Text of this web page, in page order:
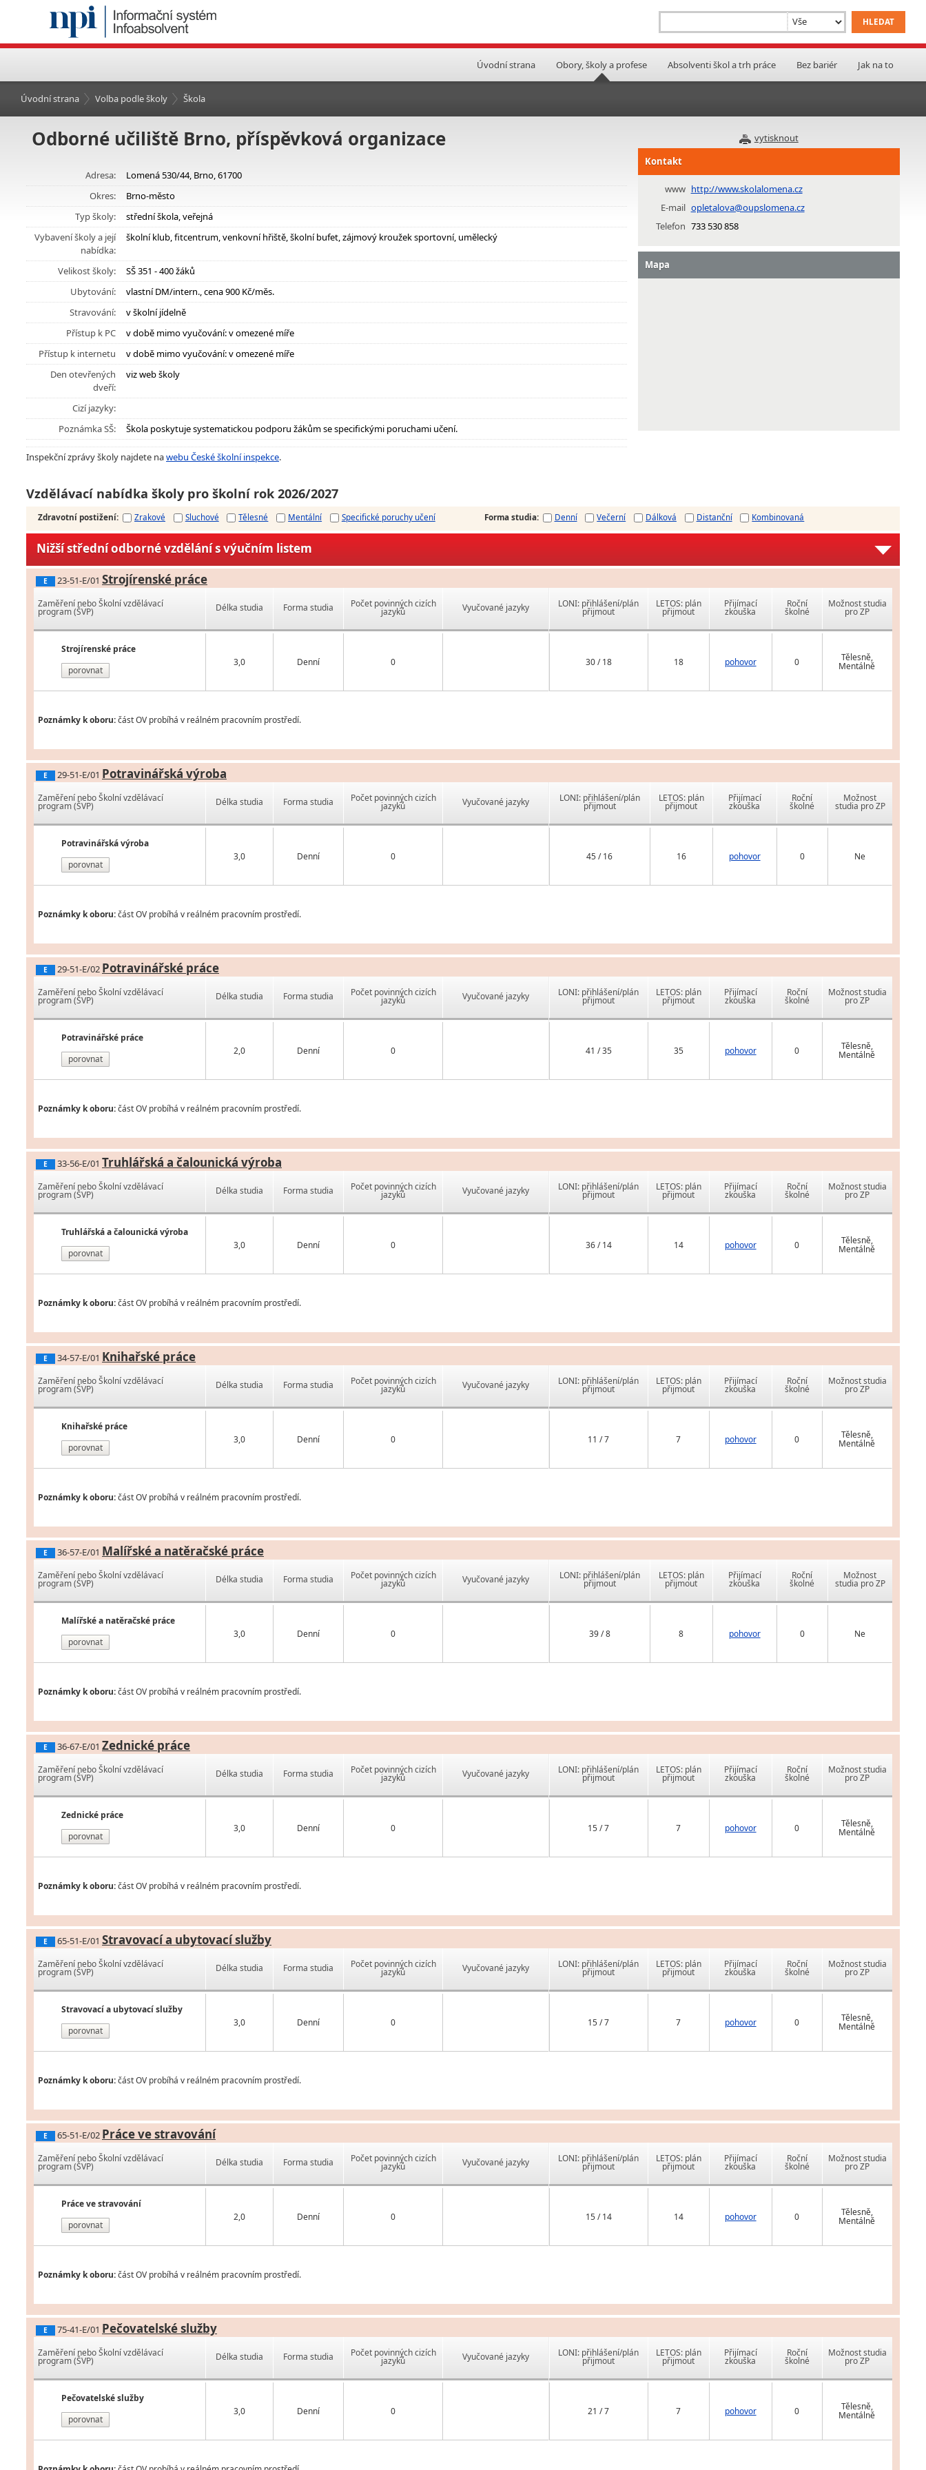
Úvodní strana Obory, školy a profese Absolventi škol a trh práce Bez bariér Jak na to
Úvodní strana Volba podle školy Škola
vytisknout
Odborné učiliště Brno, příspěvková organizace
Adresa:
Lomená 530/44, Brno, 61700
Okres:
Brno-město
Typ školy:
střední škola, veřejná
Vybavení školy a její
nabídka:
školní klub, fitcentrum, venkovní hřiště, školní bufet, zájmový kroužek sportovní, umělecký
Velikost školy:
SŠ 351 - 400 žáků
Ubytování:
vlastní DM/intern., cena 900 Kč/měs.
Stravování:
v školní jídelně
Přístup k PC
v době mimo vyučování: v omezené míře
Přístup k internetu
v době mimo vyučování: v omezené míře
Den otevřených
dveří:
viz web školy
Cizí jazyky:
Poznámka SŠ:
Škola poskytuje systematickou podporu žákům se specifickými poruchami učení.
Inspekční zprávy školy najdete nawebu České školní inspekce.
Kontakt
www http://www.skolalomena.cz
E-mail opletalova@oupslomena.cz
Telefon 733 530 858
Mapa
Vzdělávací nabídka školy pro školní rok 2026/2027
Zdravotní postižení: Zrakové Sluchové Tělesné Mentální Specifické poruchy učení Forma studia: Denní Večerní Dálková Distanční Kombinovaná
Nižší střední odborné vzdělání s výučním listem
E 23-51-E/01 Strojírenské práce
Zaměření nebo Školní vzdělávací
program (ŠVP)
Strojírenské práce
porovnat
Délka studia Forma studia Počet povinných cizích
jazyků Vyučované jazyky
3,0 Denní 0
LONI: přihlášení/plán
přijmout
LETOS: plán
přijmout
Přijímací
zkouška
Roční
školné
Možnost studia
pro ZP
30 / 18 18 pohovor 0 Tělesně,
Mentálně
Poznámky k oboru:část OV probíhá v reálném pracovním prostředí.
E 29-51-E/01 Potravinářská výroba
Zaměření nebo Školní vzdělávací
program (ŠVP)
Potravinářská výroba
porovnat
Délka studia Forma studia Počet povinných cizích
jazyků Vyučované jazyky
3,0 Denní 0
LONI: přihlášení/plán
přijmout
LETOS: plán
přijmout
Přijímací
zkouška
Roční
školné
Možnost
studia pro ZP
45 / 16 16 pohovor 0 Ne
Poznámky k oboru:část OV probíhá v reálném pracovním prostředí.
E 29-51-E/02 Potravinářské práce
Zaměření nebo Školní vzdělávací
program (ŠVP)
Potravinářské práce
porovnat
Délka studia Forma studia Počet povinných cizích
jazyků Vyučované jazyky
2,0 Denní 0
LONI: přihlášení/plán
přijmout
LETOS: plán
přijmout
Přijímací
zkouška
Roční
školné
Možnost studia
pro ZP
41 / 35 35 pohovor 0 Tělesně,
Mentálně
Poznámky k oboru:část OV probíhá v reálném pracovním prostředí.
E 33-56-E/01 Truhlářská a čalounická výroba
Zaměření nebo Školní vzdělávací
program (ŠVP)
Truhlářská a čalounická výroba
porovnat
Délka studia Forma studia Počet povinných cizích
jazyků Vyučované jazyky
3,0 Denní 0
LONI: přihlášení/plán
přijmout
LETOS: plán
přijmout
Přijímací
zkouška
Roční
školné
Možnost studia
pro ZP
36 / 14 14 pohovor 0 Tělesně,
Mentálně
Poznámky k oboru:část OV probíhá v reálném pracovním prostředí.
E 34-57-E/01 Knihařské práce
Zaměření nebo Školní vzdělávací
program (ŠVP)
Knihařské práce
porovnat
Délka studia Forma studia Počet povinných cizích
jazyků Vyučované jazyky
3,0 Denní 0
LONI: přihlášení/plán
přijmout
LETOS: plán
přijmout
Přijímací
zkouška
Roční
školné
Možnost studia
pro ZP
11 / 7 7 pohovor 0 Tělesně,
Mentálně
Poznámky k oboru:část OV probíhá v reálném pracovním prostředí.
E 36-57-E/01 Malířské a natěračské práce
Zaměření nebo Školní vzdělávací
program (ŠVP)
Malířské a natěračské práce
porovnat
Délka studia Forma studia Počet povinných cizích
jazyků Vyučované jazyky
3,0 Denní 0
LONI: přihlášení/plán
přijmout
LETOS: plán
přijmout
Přijímací
zkouška
Roční
školné
Možnost
studia pro ZP
39 / 8 8 pohovor 0 Ne
Poznámky k oboru:část OV probíhá v reálném pracovním prostředí.
E 36-67-E/01 Zednické práce
Zaměření nebo Školní vzdělávací
program (ŠVP)
Zednické práce
porovnat
Délka studia Forma studia Počet povinných cizích
jazyků Vyučované jazyky
3,0 Denní 0
LONI: přihlášení/plán
přijmout
LETOS: plán
přijmout
Přijímací
zkouška
Roční
školné
Možnost studia
pro ZP
15 / 7 7 pohovor 0 Tělesně,
Mentálně
Poznámky k oboru:část OV probíhá v reálném pracovním prostředí.
E 65-51-E/01 Stravovací a ubytovací služby
Zaměření nebo Školní vzdělávací
program (ŠVP)
Stravovací a ubytovací služby
porovnat
Délka studia Forma studia Počet povinných cizích
jazyků Vyučované jazyky
3,0 Denní 0
LONI: přihlášení/plán
přijmout
LETOS: plán
přijmout
Přijímací
zkouška
Roční
školné
Možnost studia
pro ZP
15 / 7 7 pohovor 0 Tělesně,
Mentálně
Poznámky k oboru:část OV probíhá v reálném pracovním prostředí.
E 65-51-E/02 Práce ve stravování
Zaměření nebo Školní vzdělávací
program (ŠVP)
Práce ve stravování
porovnat
Délka studia Forma studia Počet povinných cizích
jazyků Vyučované jazyky
2,0 Denní 0
LONI: přihlášení/plán
přijmout
LETOS: plán
přijmout
Přijímací
zkouška
Roční
školné
Možnost studia
pro ZP
15 / 14 14 pohovor 0 Tělesně,
Mentálně
Poznámky k oboru:část OV probíhá v reálném pracovním prostředí.
E 75-41-E/01 Pečovatelské služby
Zaměření nebo Školní vzdělávací
program (ŠVP)
Pečovatelské služby
porovnat
Délka studia Forma studia Počet povinných cizích
jazyků Vyučované jazyky
3,0 Denní 0
LONI: přihlášení/plán
přijmout
LETOS: plán
přijmout
Přijímací
zkouška
Roční
školné
Možnost studia
pro ZP
21 / 7 7 pohovor 0 Tělesně,
Mentálně